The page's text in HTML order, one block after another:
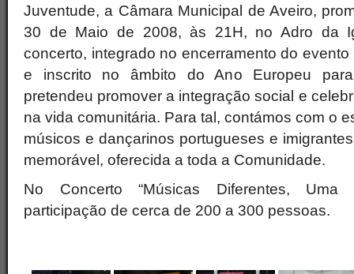
Juventude, a Câmara Municipal de Aveiro,
30 de Maio de 2008, às 21H, no Adro da
concerto, integrado no encerramento do
e inscrito no âmbito do Ano Europeu
pretendeu promover a integração social e
na vida comunitária. Para tal, contámos com o
músicos e dançarinos portugueses e
memorável, oferecida a toda a Comunidade.
No Concerto “Músicas Diferentes, Uma
participação de cerca de 200 a 300 pessoas.